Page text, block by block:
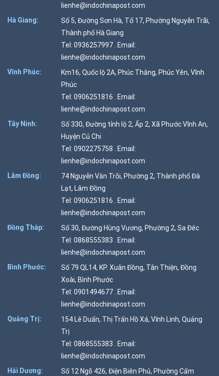
lienhe@indochinapost.com
Hà Giang:
Số 5, Đường Sơn Hà, Tổ 17, Phường Nguyễn Trãi,
Thành phố Hà Giang
Tel: 0936257997 . Email:
lienhe@indochinapost.com
Vĩnh Phúc:
Km16, Quốc lộ 2A, Phúc Thắng, Phúc Yên, Vĩnh
Phúc
Tel: 0906251816 . Email:
lienhe@indochinapost.com
Tây Ninh:
Số 330, Đường tỉnh lộ 2, Ấp 2, Xã Phước Vĩnh An,
Huyện Củ Chi
Tel: 0902275758 . Email:
lienhe@indochinapost.com
Lâm Đồng:
74 Nguyễn Văn Trỗi, Phường 2, Thành phố Đà
Lạt, Lâm Đồng
Tel: 0906251816 . Email:
lienhe@indochinapost.com
Đồng Tháp:
Số 30, Đường Hùng Vương, Phường 2, Sa Đéc
Tel: 0868555383 . Email:
lienhe@indochinapost.com
Bình Phước:
Số 79 QL14, KP. Xuân Đồng, Tân Thiện, Đồng
Xoài, Bình Phước
Tel: 0901494677 . Email:
lienhe@indochinapost.com
Quảng Trị:
154 Lê Duẩn, Thị Trấn Hồ Xá, Vĩnh Linh, Quảng
Trị
Tel: 0868555383 . Email:
lienhe@indochinapost.com
Hải Dương:
Số 12 Ngõ 426, Điện Biên Phủ, Phường Cẩm